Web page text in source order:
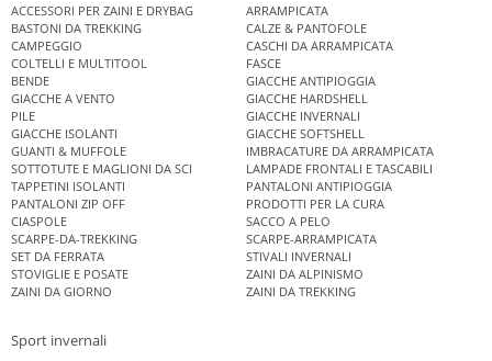
ACCESSORI PER ZAINI E DRYBAG
ARRAMPICATA
BASTONI DA TREKKING
CALZE & PANTOFOLE
CAMPEGGIO
CASCHI DA ARRAMPICATA
COLTELLI E MULTITOOL
FASCE
BENDE
GIACCHE ANTIPIOGGIA
GIACCHE A VENTO
GIACCHE HARDSHELL
PILE
GIACCHE INVERNALI
GIACCHE ISOLANTI
GIACCHE SOFTSHELL
GUANTI & MUFFOLE
IMBRACATURE DA ARRAMPICATA
SOTTOTUTE E MAGLIONI DA SCI
LAMPADE FRONTALI E TASCABILI
TAPPETINI ISOLANTI
PANTALONI ANTIPIOGGIA
PANTALONI ZIP OFF
PRODOTTI PER LA CURA
CIASPOLE
SACCO A PELO
SCARPE-DA-TREKKING
SCARPE-ARRAMPICATA
SET DA FERRATA
STIVALI INVERNALI
STOVIGLIE E POSATE
ZAINI DA ALPINISMO
ZAINI DA GIORNO
ZAINI DA TREKKING
Sport invernali